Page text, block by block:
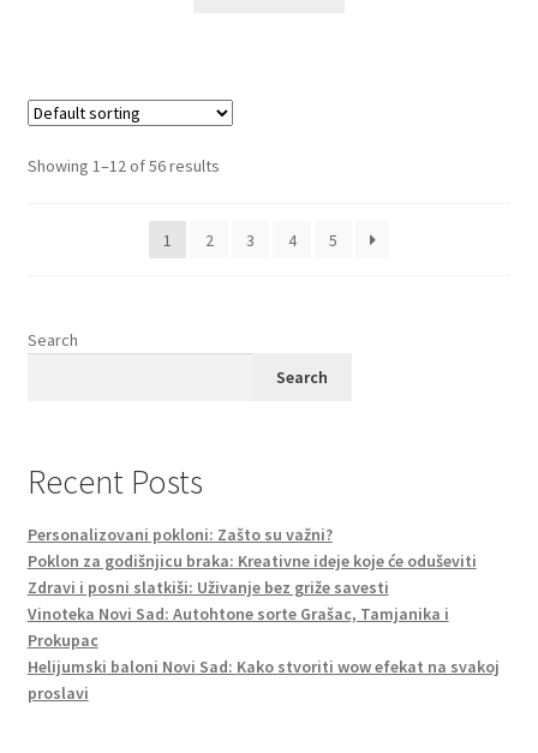
Showing 1–12 of 56 results
1 2 3 4 5
Search
Search
Recent Posts
Personalizovani pokloni: Zašto su važni?
Poklon za godišnjicu braka: Kreativne ideje koje će oduševiti
Zdravi i posni slatkiši: Uživanje bez griže savesti
Vinoteka Novi Sad: Autohtone sorte Grašac, Tamjanika i
Prokupac
Helijumski baloni Novi Sad: Kako stvoriti wow efekat na svakoj
proslavi